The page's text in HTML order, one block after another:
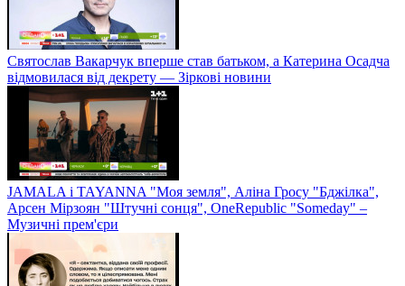
Святослав Вакарчук вперше став батьком, а Катерина Осадча
відмовилася від декрету — Зіркові новини
JAMALA і TAYANNA "Моя земля", Аліна Гросу "Бджілка",
Арсен Мірзоян "Штучні сонця", OneRepublic "Someday" –
Музичні прем'єри